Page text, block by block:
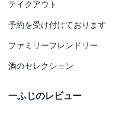
テイクアウト
予約を受け付けております
ファミリーフレンドリー
酒のセレクション
一ふじのレビュー